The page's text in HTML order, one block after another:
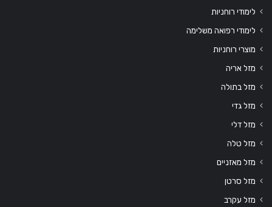
לימודי רוחניות
לימודי רפואה משלימה
מוצרי רוחניות
מזל אריה
מזל בתולה
מזל גדי
מזל דלי
מזל טלה
מזל מאזניים
מזל סרטן
מזל עקרב